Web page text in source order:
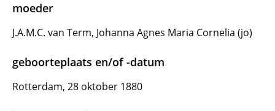
moeder
J.A.M.C. van Term, Johanna Agnes Maria Cornelia (jo)
geboorteplaats en/of -datum
Rotterdam, 28 oktober 1880